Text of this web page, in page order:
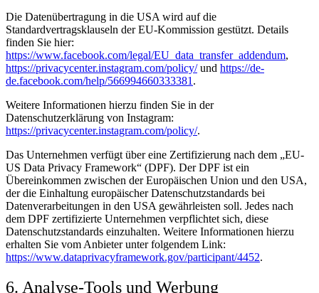
Die Datenübertragung in die USA wird auf die
Standardvertragsklauseln der EU-Kommission gestützt. Details
finden Sie hier:
https://www.facebook.com/legal/EU_data_transfer_addendum,
https://privacycenter.instagram.com/policy/und https://de-
de.facebook.com/help/566994660333381 .
Weitere Informationen hierzu finden Sie in der
Datenschutzerklärung von Instagram:
https://privacycenter.instagram.com/policy/.
Das Unternehmen verfügt über eine Zertifizierung nach dem „EU-
US Data Privacy Framework“ (DPF). Der DPF ist ein
Übereinkommen zwischen der Europäischen Union und den USA,
der die Einhaltung europäischer Datenschutzstandards bei
Datenverarbeitungen in den USA gewährleisten soll. Jedes nach
dem DPF zertifizierte Unternehmen verpflichtet sich, diese
Datenschutzstandards einzuhalten. Weitere Informationen hierzu
erhalten Sie vom Anbieter unter folgendem Link:
https://www.dataprivacyframework.gov/participant/4452.
6. Analyse-Tools und Werbung